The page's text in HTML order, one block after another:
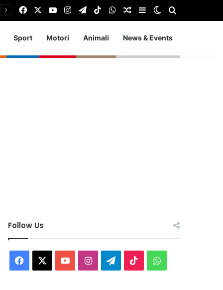
FacebookYou TubeInstagram
TelegramTikTokWhatsApp
Articolo Random
Barra laterale
Cambia aspetto
Sport Motori Animali News & Events
Follow Us
Facebook You InstagramTelegram
TikTokWhatsApp